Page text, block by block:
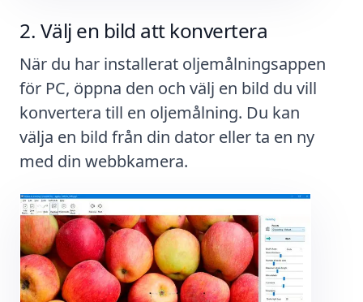
Välj en bild att konvertera
När du har installerat oljemålningsappen
för PC, öppna den och välj en bild du vill
konvertera till en oljemålning. Du kan
välja en bild från din dator eller ta en ny
med din webbkamera.